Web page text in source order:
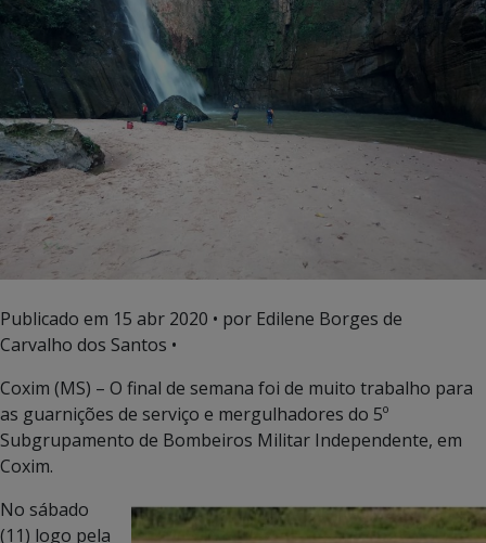
Publicado em 15 abr 2020 • por Edilene Borges de
Carvalho dos Santos •
Coxim (MS) – O final de semana foi de muito trabalho para
as guarnições de serviço e mergulhadores do 5º
Subgrupamento de Bombeiros Militar Independente, em
Coxim.
No sábado
(11) logo pela